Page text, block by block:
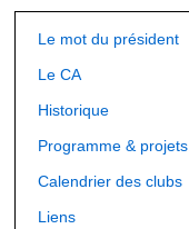
Le mot du président
Le CA
Historique
Programme & projets
Calendrier des clubs
Liens